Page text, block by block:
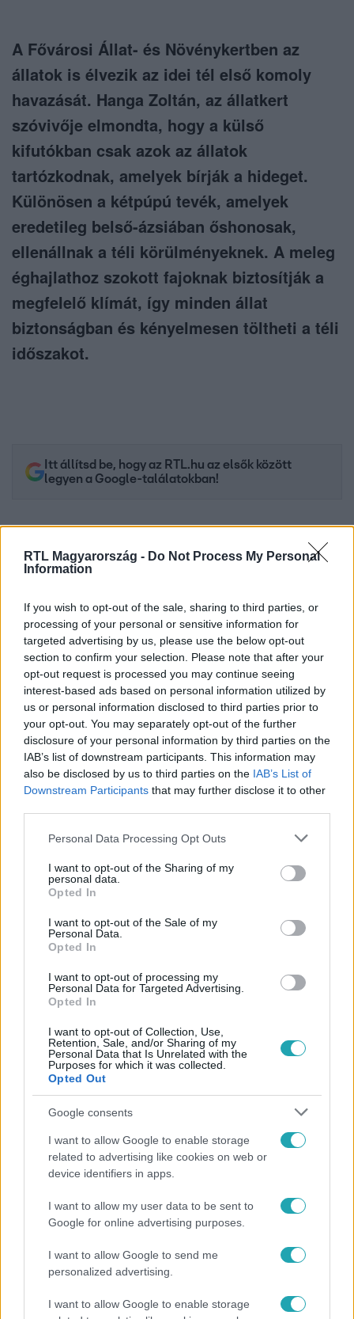
RTL Magyarország - Do Not Process My Personal
Information
If you wish to opt-out of the sale, sharing to third parties, or
processing of your personal or sensitive information for
targeted advertising by us, please use the below opt-out
section to confirm your selection. Please note that after your
opt-out request is processed you may continue seeing
interest-based ads based on personal information utilized by
us or personal information disclosed to third parties prior to
your opt-out. You may separately opt-out of the further
disclosure of your personal information by third parties on the
IAB’s list of downstream participants. This information may
also be disclosed by us to third parties on the IAB’s List of
Downstream Participants that may further disclose it to other
Please note that this website/app uses one or more Google
not limited to your visit or usage behaviour. You may click to
grant or deny consent to Google and its third-party tags to
use your data for below specified purposes in below Google
consent section.
Personal Data Processing Opt Outs
I want to opt-out of the Sharing of my
personal data.
Opted In
I want to opt-out of the Sale of my
Personal Data.
Opted In
I want to opt-out of processing my
Personal Data for Targeted Advertising.
Opted In
I want to opt-out of Collection, Use,
Retention, Sale, and/or Sharing of my
Personal Data that Is Unrelated with the
Purposes for which it was collected.
Opted Out
Google consents
I want to allow Google to enable storage
related to advertising like cookies on web or
device identifiers in apps.
I want to allow my user data to be sent to
Google for online advertising purposes.
I want to allow Google to send me
personalized advertising.
I want to allow Google to enable storage
A Fővárosi Állat- és Növénykertben az
állatok is élvezik az idei tél első komoly
havazását. Hanga Zoltán, az állatkert
szóvivője elmondta, hogy a külső
kifutókban csak azok az állatok
tartózkodnak, amelyek bírják a hideget.
Különösen a kétpúpú tevék, amelyek
eredetileg belső-ázsiában őshonosak,
ellenállnak a téli körülményeknek. A meleg
éghajlathoz szokott fajoknak biztosítják a
megfelelő klímát, így minden állat
biztonságban és kényelmesen töltheti a téli
időszakot.
Itt állítsd be, hogy az RTL.hu az elsők között
legyen a Google-találatokban!
Kövess minket, és értesülj a friss hírekről a
Facebookon is!
BELFÖLD #FŐVÁROSI ÁLLATKERT BUDAPEST
HANGA ZOLTÁN FŐVÁROSI ÁLLAT- ÉS NÖVÉNYKERT
Népszerű